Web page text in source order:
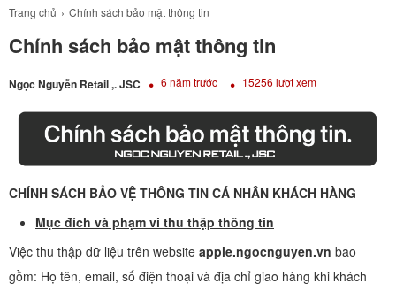
Trang chủ Chính sách bảo mật thông tin
Chính sách bảo mật thông tin
Ngọc Nguyễn Retail ,. JSC 6 năm trước 15256 lượt xem
CHÍNH SÁCH BẢO VỆ THÔNG TIN CÁ NHÂN KHÁCH HÀNG
Mục đích và phạm vi thu thập thông tin
Việc thu thập dữ liệu trên website apple.ngocnguyen.vn bao
gồm: Họ tên, email, số điện thoại và địa chỉ giao hàng khi khách